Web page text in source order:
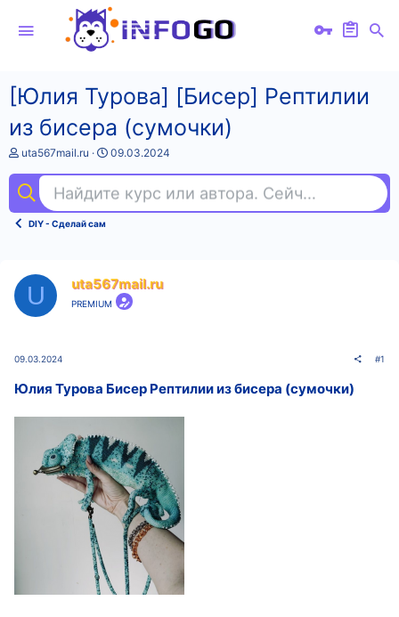
[Юлия Турова] [Бисер] Рептилии
из бисера (сумочки)
А
т
о
т
uta567mail.ru
Д
а
н
а
09.03.2024
Найдите курс или автора. Сейчас ищут
DIY - Сделай сам
U uta567mail.ru
PREMIUM
09.03.2024 #1
Юлия Турова Бисер Рептилии из бисера (сумочки)